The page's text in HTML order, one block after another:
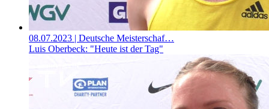
08.07.2023 | Deutsche Meisterschaf…
Luis Oberbeck: "Heute ist der Tag"